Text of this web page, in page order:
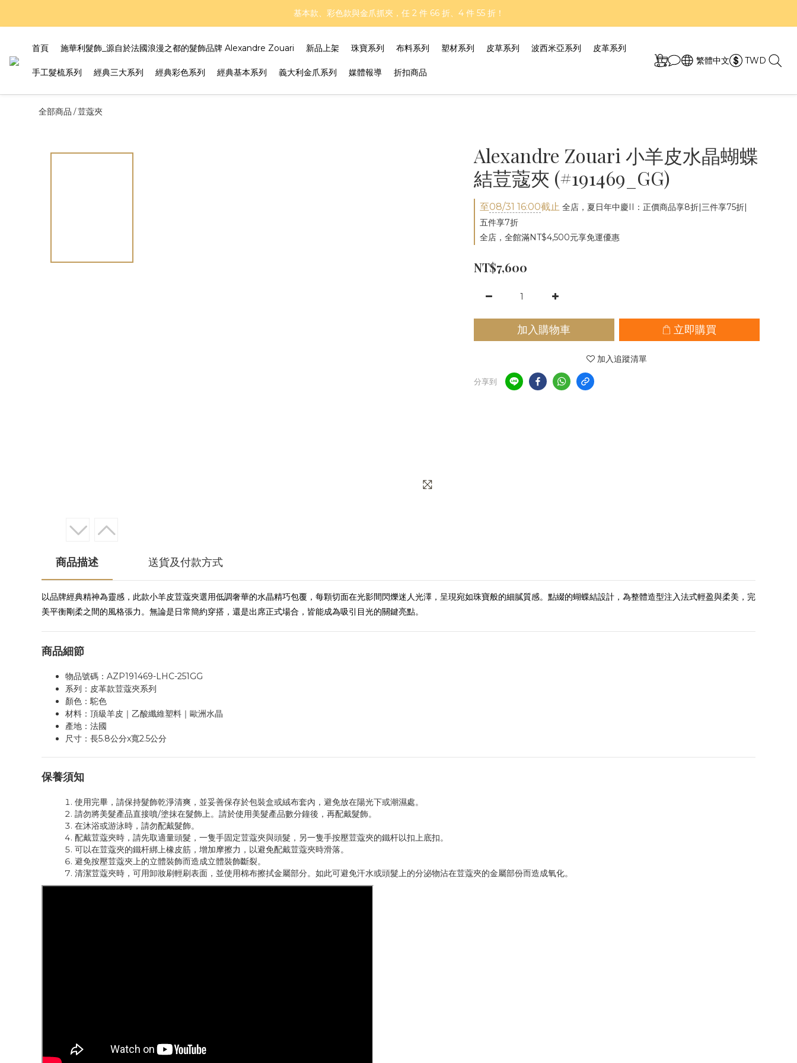
好評再延長！夏日年中慶 part II｜正價商品 8 折，滿三件享75折，滿五件享7折！
基本款、彩色款與金爪抓夾，任 2 件 66 折、4 件 55 折！
首頁 施華利髮飾_源自於法國浪漫之都的髮飾品牌 Alexandre Zouari 新品上架 珠寶系列 布料系列 塑材系列 皮草系列 波西米亞系列 皮革系列
手工髮梳系列 經典三大系列 經典彩色系列 經典基本系列 義大利金爪系列 媒體報導 折扣商品
繁體中文 TWD
全部商品 /荳蔻夾
Alexandre Zouari 小羊皮水晶蝴蝶
結荳蔻夾 (#191469_GG)
至08/31 16:00截止 全店，夏日年中慶II：正價商品享8折|三件享75折|
五件享7折
全店，全館滿NT$4,500元享免運優惠
NT$7,600
加入購物車 立即購買
加入追蹤清單
分享到
商品描述 送貨及付款方式
以品牌經典精神為靈感，此款小羊皮荳蔻夾選用低調奢華的水晶精巧包覆，每顆切面在光影間閃爍迷人光澤，呈現宛如珠寶般的細膩質感。點綴的蝴蝶結設計，為整體造型注入法式輕盈與柔美，完
美平衡剛柔之間的風格張力。無論是日常簡約穿搭，還是出席正式場合，皆能成為吸引目光的關鍵亮點。
商品細節
物品號碼：AZP191469-LHC-251GG
系列：皮革款荳蔻夾系列
顏色：駝色
材料：頂級羊皮｜乙酸纖維塑料｜歐洲水晶
產地：法國
尺寸：長5.8公分x寬2.5公分
保養須知
使用完畢，請保持髮飾乾淨清爽，並妥善保存於包裝盒或絨布套內，避免放在陽光下或潮濕處。
請勿將美髮產品直接噴/塗抹在髮飾上。請於使用美髮產品數分鐘後，再配戴髮飾。
在沐浴或游泳時，請勿配戴髮飾。
配戴荳蔻夾時，請先取適量頭髮，一隻手固定荳蔻夾與頭髮，另一隻手按壓荳蔻夾的鐵杆以扣上底扣。
可以在荳蔻夾的鐵杆綁上橡皮筋，增加摩擦力，以避免配戴荳蔻夾時滑落。
避免按壓荳蔻夾上的立體裝飾而造成立體裝飾斷裂。
清潔荳蔻夾時，可用卸妝刷輕刷表面，並使用棉布擦拭金屬部分。如此可避免汗水或頭髮上的分泌物沾在荳蔻夾的金屬部份而造成氧化。